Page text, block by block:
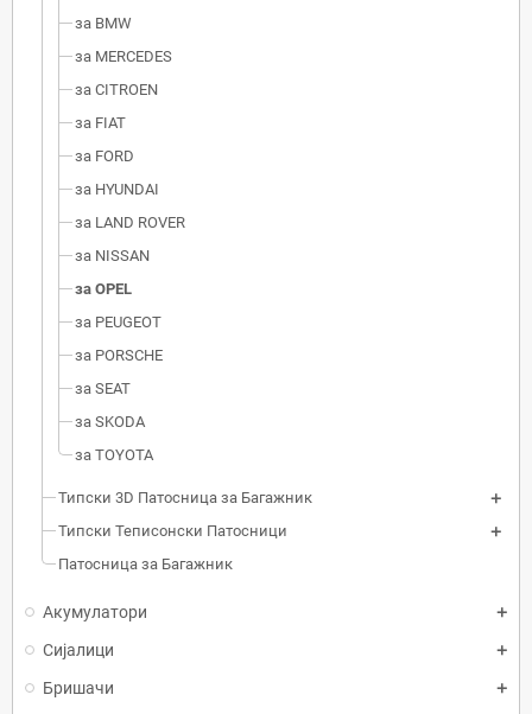
за BMW
за MERCEDES
за CITROEN
за FIAT
за FORD
за HYUNDAI
за LAND ROVER
за NISSAN
за OPEL
за PEUGEOT
за PORSCHE
за SEAT
за SKODA
за TOYOTA
Типски 3D Патосница за Багажник
Типски Теписонски Патосници
Патосница за Багажник
Акумулатори
Сијалици
Бришачи